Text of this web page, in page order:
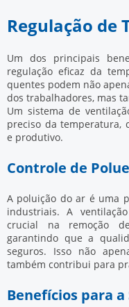
Regulação de
Um dos principais
regulação eficaz da
quentes podem não
dos trabalhadores, mas
Um sistema de
preciso da temperatura,
e produtivo.
Controle de
A poluição do ar é uma
industriais. A
crucial na remoção
garantindo que a
seguros. Isso não
também contribui para
Benefícios para